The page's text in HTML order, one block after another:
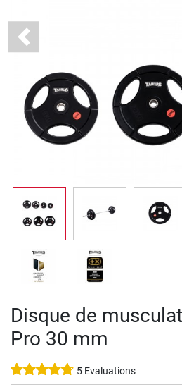
Previous
Disque de
Pro 30 mm
5 Evaluations